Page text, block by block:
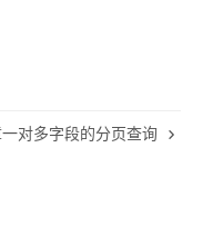
对多字段的分页查询